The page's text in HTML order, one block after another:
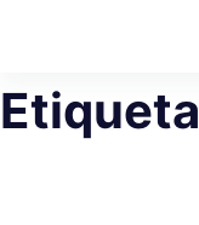
Etiqueta